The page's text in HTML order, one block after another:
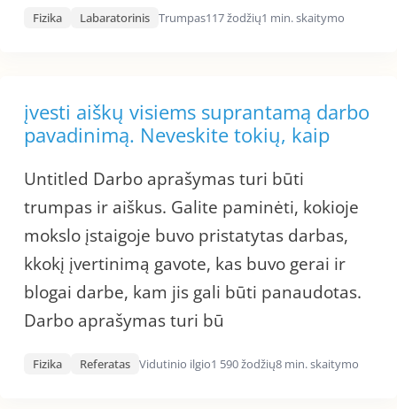
Fizika Labaratorinis Trumpas117 žodžių1 min. skaitymo
įvesti aiškų visiems suprantamą darbo
pavadinimą. Neveskite tokių, kaip
Untitled Darbo aprašymas turi būti
trumpas ir aiškus. Galite paminėti, kokioje
mokslo įstaigoje buvo pristatytas darbas,
kkokį įvertinimą gavote, kas buvo gerai ir
blogai darbe, kam jis gali būti panaudotas.
Darbo aprašymas turi bū
Fizika Referatas Vidutinio ilgio1 590 žodžių8 min. skaitymo